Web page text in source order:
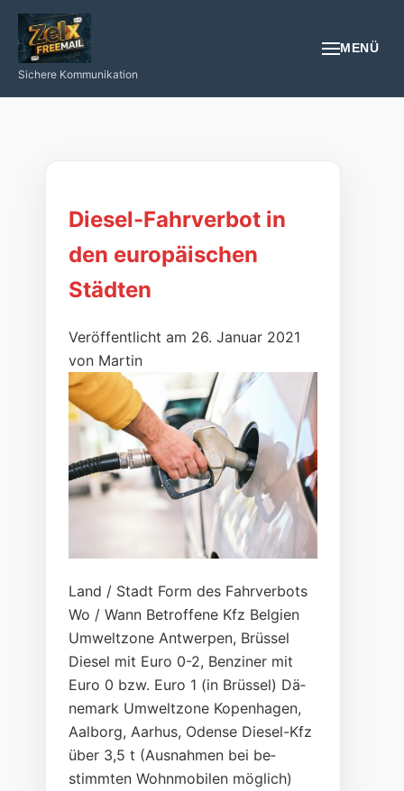
Sichere Kommunikation
MENÜ
GESUNDHEIT
PROGRAMIEREN/INTERNET/SMARTPHONE
LOGIN
Diesel-Fahrverbot in
den europäischen
Städten
Veröffentlicht am 26. Januar 2021
von Martin
Land / Stadt Form des Fahr­ver­bots
Wo / Wann Be­trof­fe­ne Kfz Bel­gien
Um­welt­zo­ne Ant­wer­pen, Brüs­sel
Die­sel mit Eu­ro 0-2, Ben­zi­ner mit
Eu­ro 0 bzw. Eu­ro 1 (in Brüs­sel) Dä­
ne­mark Um­welt­zo­ne Ko­pen­ha­gen,
Aal­borg, Aar­hus, O­den­se Die­sel-Kfz
über 3,5 t (Aus­nah­men bei be­
stimm­ten Wohn­mo­bi­len mög­lich)